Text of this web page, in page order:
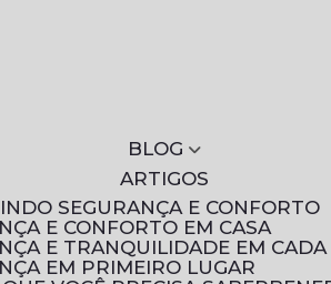
BLOG
ARTIGOS
SEGURANÇA E CONFORTO
E CONFORTO EM CASA
E TRANQUILIDADE EM
EM PRIMEIRO LUGAR